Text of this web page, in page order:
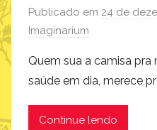
t
o
Publicado em 24 de
Imaginarium
Quem sua a camisa
saúde em dia, merece
Continue lendo